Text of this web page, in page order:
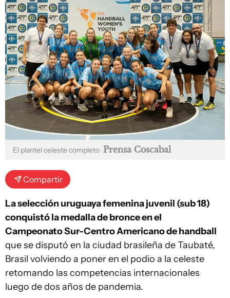
El plantel celeste completo Prensa Coscabal
Compartir
La selección uruguaya femenina juvenil (sub 18)
conquistó la medalla de bronce en el
Campeonato Sur-Centro Americano de handball
que se disputó en la ciudad brasileña de Taubaté,
Brasil volviendo a poner en el podio a la celeste
retomando las competencias internacionales
luego de dos años de pandemia.